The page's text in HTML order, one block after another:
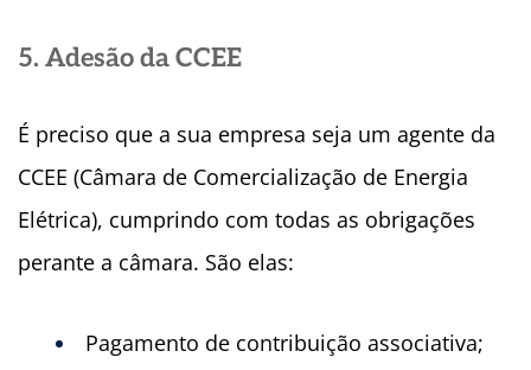
5. Adesão da CCEE
É preciso que a sua empresa seja um agente da
CCEE (Câmara de Comercialização de Energia
Elétrica), cumprindo com todas as obrigações
perante a câmara. São elas:
Pagamento de contribuição associativa;